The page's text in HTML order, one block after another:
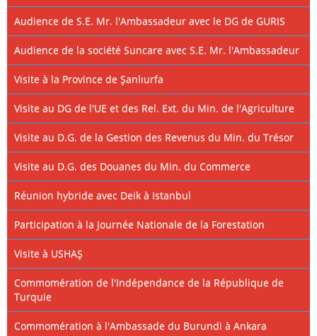
Audience de S.E. Mr. l'Ambassadeur avec le DG de GURIS
Audience de la société Suncare avec S.E. Mr. l'Ambassadeur
Visite à la Province de Şanlıurfa
Visite au DG de l'UE et des Rel. Ext. du Min. de l'Agriculture
Visite au D.G. de la Gestion des Revenus du Min. du Trésor
Visite au D.G. des Douanes du Min. du Commerce
Réunion hybride avec Deik à Istanbul
Participation à la Journée Nationale de la Forestation
Visite à USHAŞ
Commomération de l'Indépendance de la République de
Turquie
Commomération à l'Ambassade du Burundi à Ankara